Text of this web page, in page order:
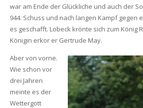
war am Ende der Glückliche und auch der
944. Schuss und nach langen Kampf gegen
es geschafft. Lobeck krönte sich zum König
Königin erkor er Gertrude May.
Aber von vorne.
Wie schon vor
drei Jahren
meinte es der
Wettergott